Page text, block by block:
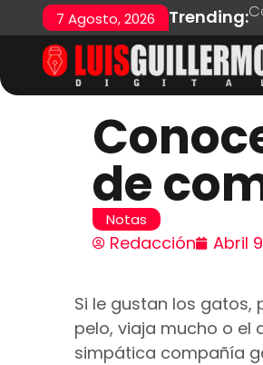
7 Agosto, 2026 Trending:
de
Notas
Redacción Abril
Si le gustan los gatos,
pelo, viaja mucho o el
simpática compañía